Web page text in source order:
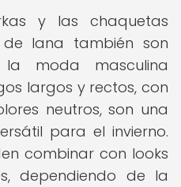
y las chaquetas
lana también son
moda masculina
largos y rectos, con
neutros, son una
para el invierno.
combinar con looks
dependiendo de la